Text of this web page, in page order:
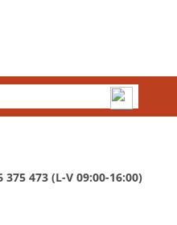
473 (L-V 09:00-16:00)